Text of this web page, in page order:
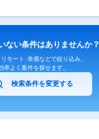
ない条件はありませんか？
モート･単価などで絞り込み、
率よく案件を探せます。
検索条件を変更する